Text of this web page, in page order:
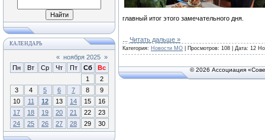
КАЛЕНДАРЬ
« ноября 2025 »
Пн
Вт Ср Чт Пт Сб
Вс
1
2
3
4 5 6 7 8
9
10
11 12 13 14 15
16
17
18 19 20 21 22
23
24
25 26 27 28 29 30
главный итог этого замечательного дня.
Читать дальше »
Категория: Новости МО | Просмотров: 108 | Дата: 12
© 2026 Ассоциация